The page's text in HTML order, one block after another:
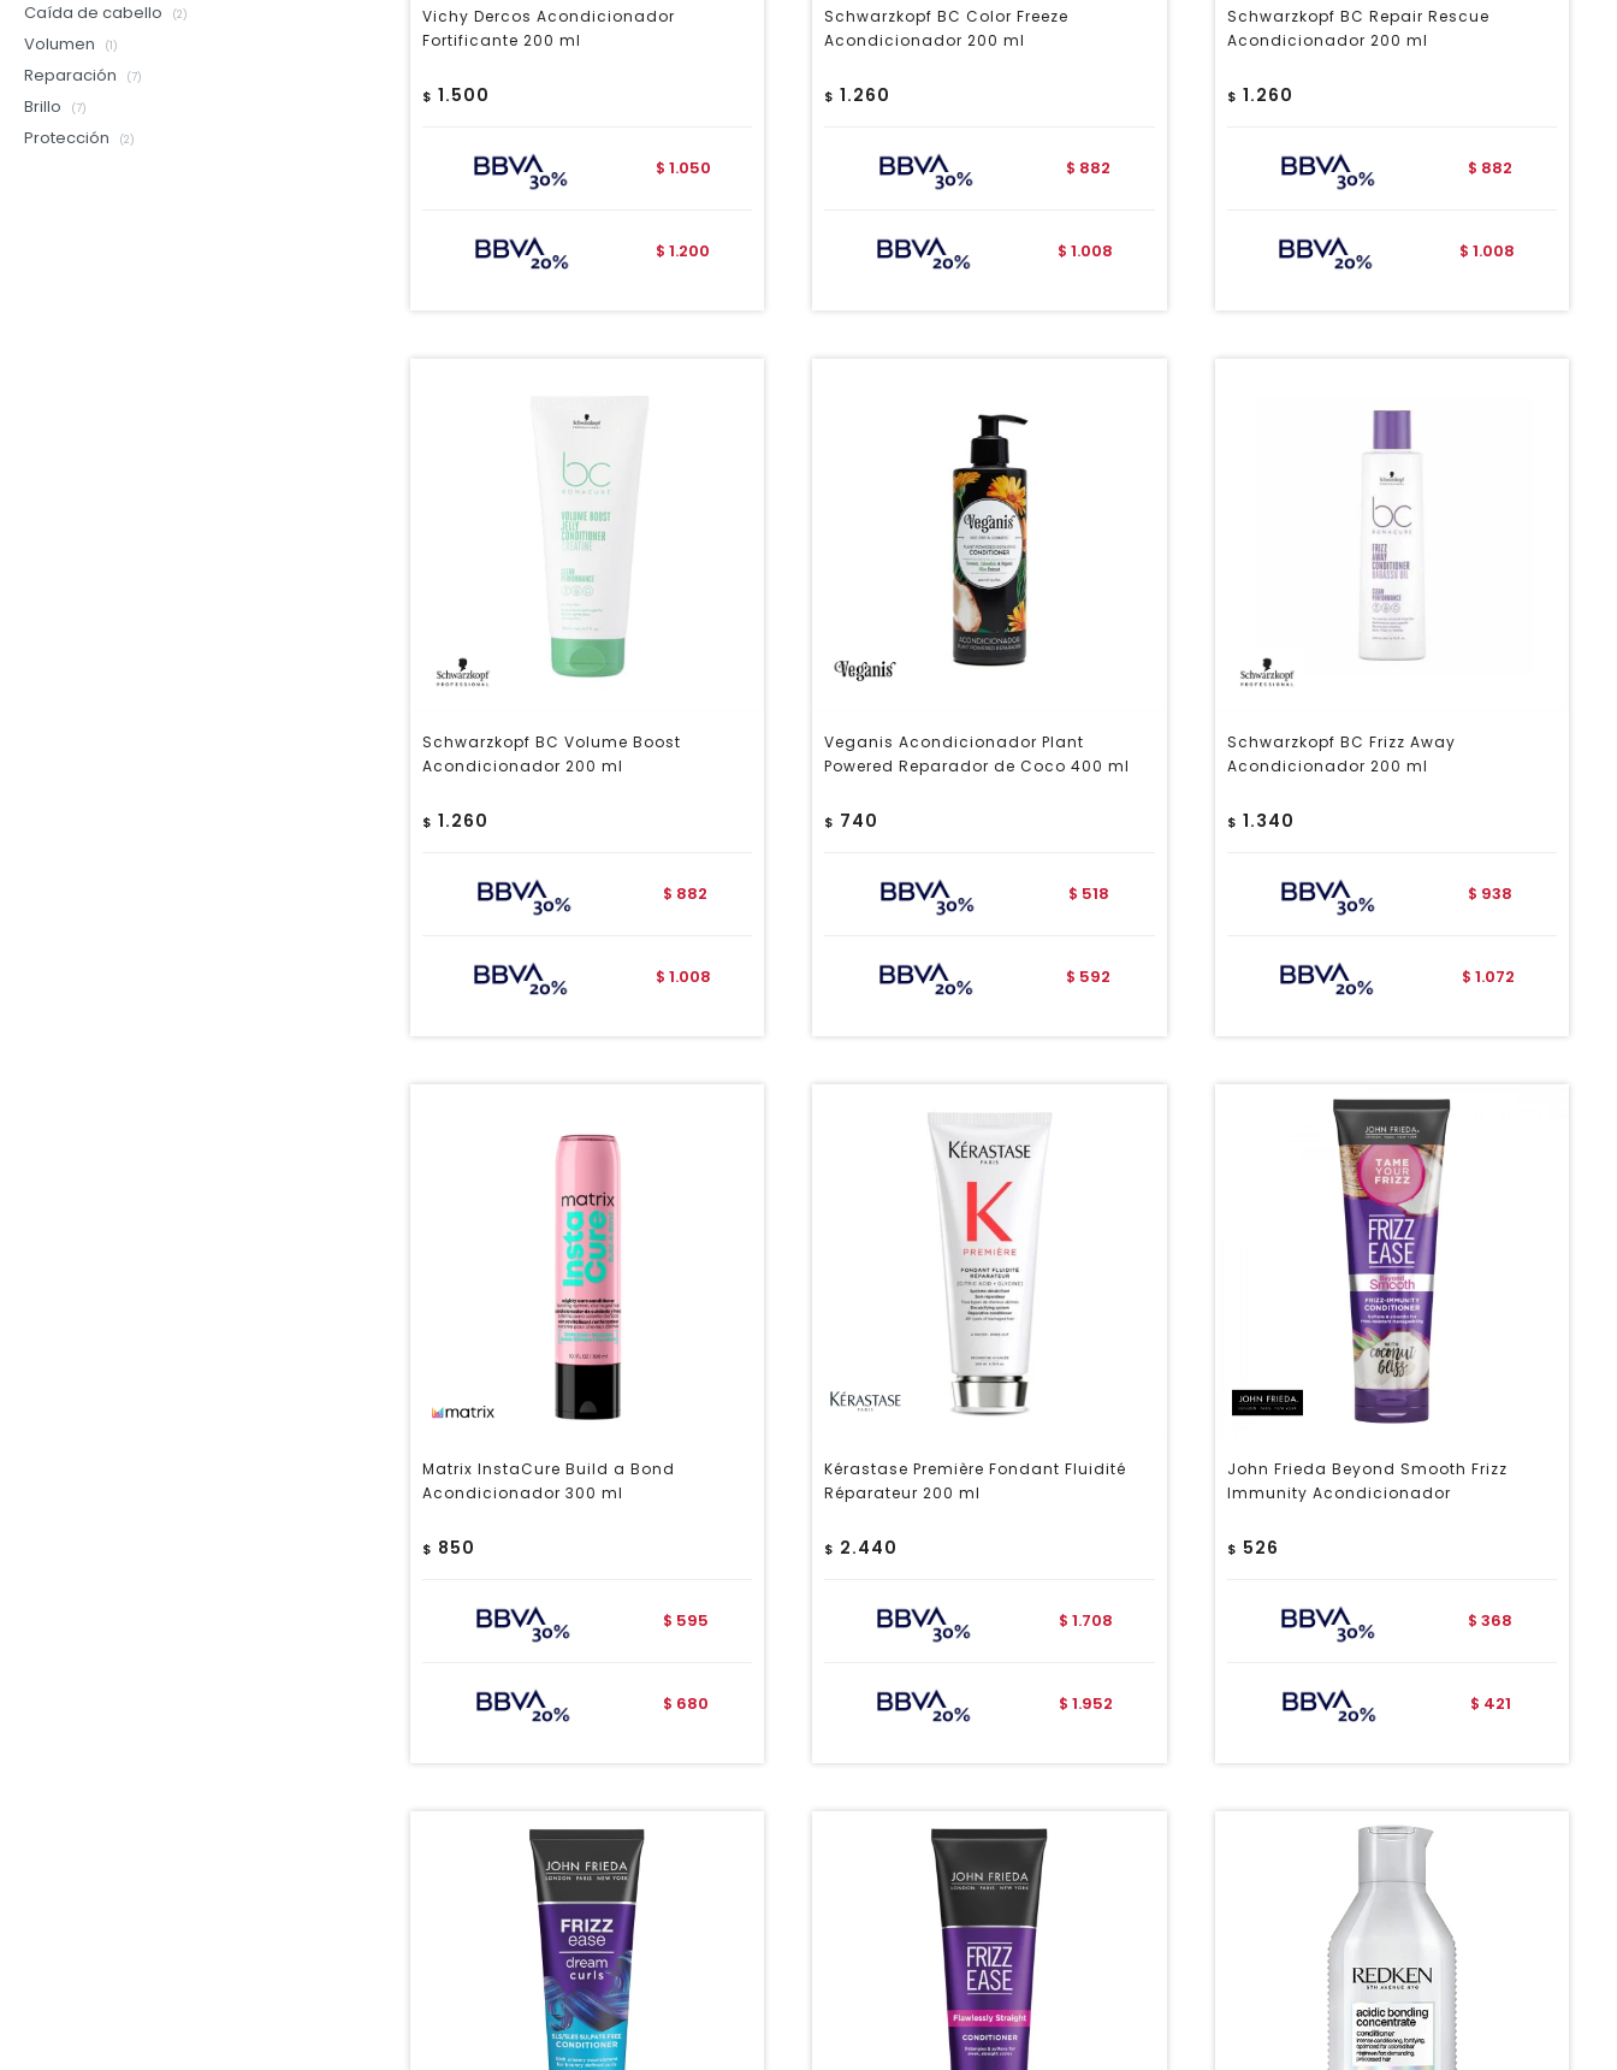
Vichy Dercos Acondicionador
Fortificante 200 ml
$ 1.500
$ 1.050
$ 1.200
Schwarzkopf BC Color Freeze
Acondicionador 200 ml
$ 1.260
$ 882
$ 1.008
Schwarzkopf BC Repair Rescue
Acondicionador 200 ml
$ 1.260
$ 882
$ 1.008
Schwarzkopf BC Volume Boost
Acondicionador 200 ml
$ 1.260
$ 882
$ 1.008
Veganis Acondicionador Plant
Powered Reparador de Coco 400 ml
$ 740
$ 518
$ 592
Schwarzkopf BC Frizz Away
Acondicionador 200 ml
$ 1.340
$ 938
$ 1.072
Matrix InstaCure Build a Bond
Acondicionador 300 ml
$ 850
$ 595
$ 680
Kérastase Première Fondant Fluidité
Réparateur 200 ml
$ 2.440
$ 1.708
$ 1.952
John Frieda Beyond Smooth Frizz
Immunity Acondicionador
$ 526
$ 368
$ 421
Caída de cabello (2)
Volumen (1)
Reparación (7)
Brillo (7)
Protección (2)